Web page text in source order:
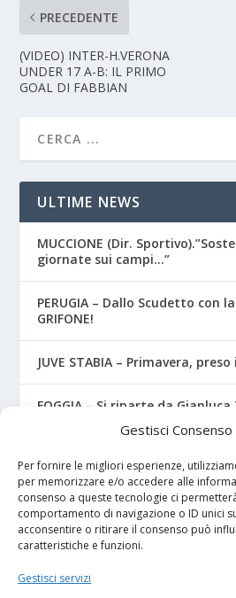
Gestisci Consenso
Per fornire le migliori esperienze,
per memorizzare e/o accedere alle
consenso a queste tecnologie ci
comportamento di navigazione o ID unici
acconsentire o ritirare il consenso può
caratteristiche e funzioni.
Gestisci servizi
PRECEDENTE
(VIDEO) INTER-H.VERONA
UNDER 17 A-B: IL PRIMO
GOAL DI FABBIAN
ULTIME NEWS
MUCCIONE (Dir.
giornate sui campi…”
PERUGIA – Dallo Scudetto con
GRIFONE!
JUVE STABIA – Primavera,
FOGGIA – Si riparte da
VENEZIA (esclusiva) – Un ex
dell’Under 15
I NOSTRI SPONSOR